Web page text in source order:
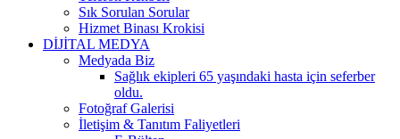
Sık Sorulan Sorular
Hizmet Binası Krokisi
DİJİTAL MEDYA
Medyada Biz
Sağlık ekipleri 65 yaşındaki hasta için seferber
oldu.
Fotoğraf Galerisi
İletişim & Tanıtım Faliyetleri